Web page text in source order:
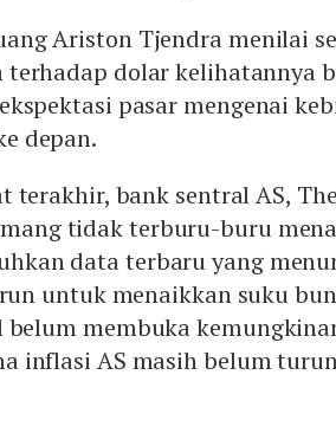
Ariston Tjendra menilai
terhadap dolar kelihatannya
pasar mengenai
depan.
terakhir, bank sentral AS, The
tidak terburu-buru
data terbaru yang
untuk menaikkan suku
belum membuka
inflasi AS masih belum